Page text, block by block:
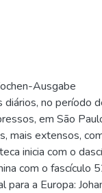
Ausgabe
no período
em São
mais extensos,
inicia com o
com o fascículo
para a Europa: